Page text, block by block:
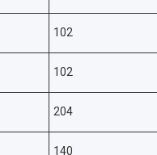
102
102
204
140